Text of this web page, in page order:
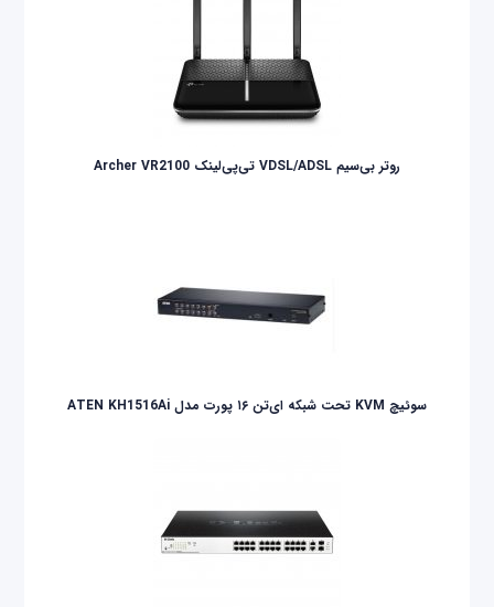
روتر بی‌سیم VDSL/ADSL تی‌پی‌لینک Archer VR2100
سوئیچ KVM تحت شبکه ای‌تن ۱۶ پورت مدل ATEN KH1516Ai